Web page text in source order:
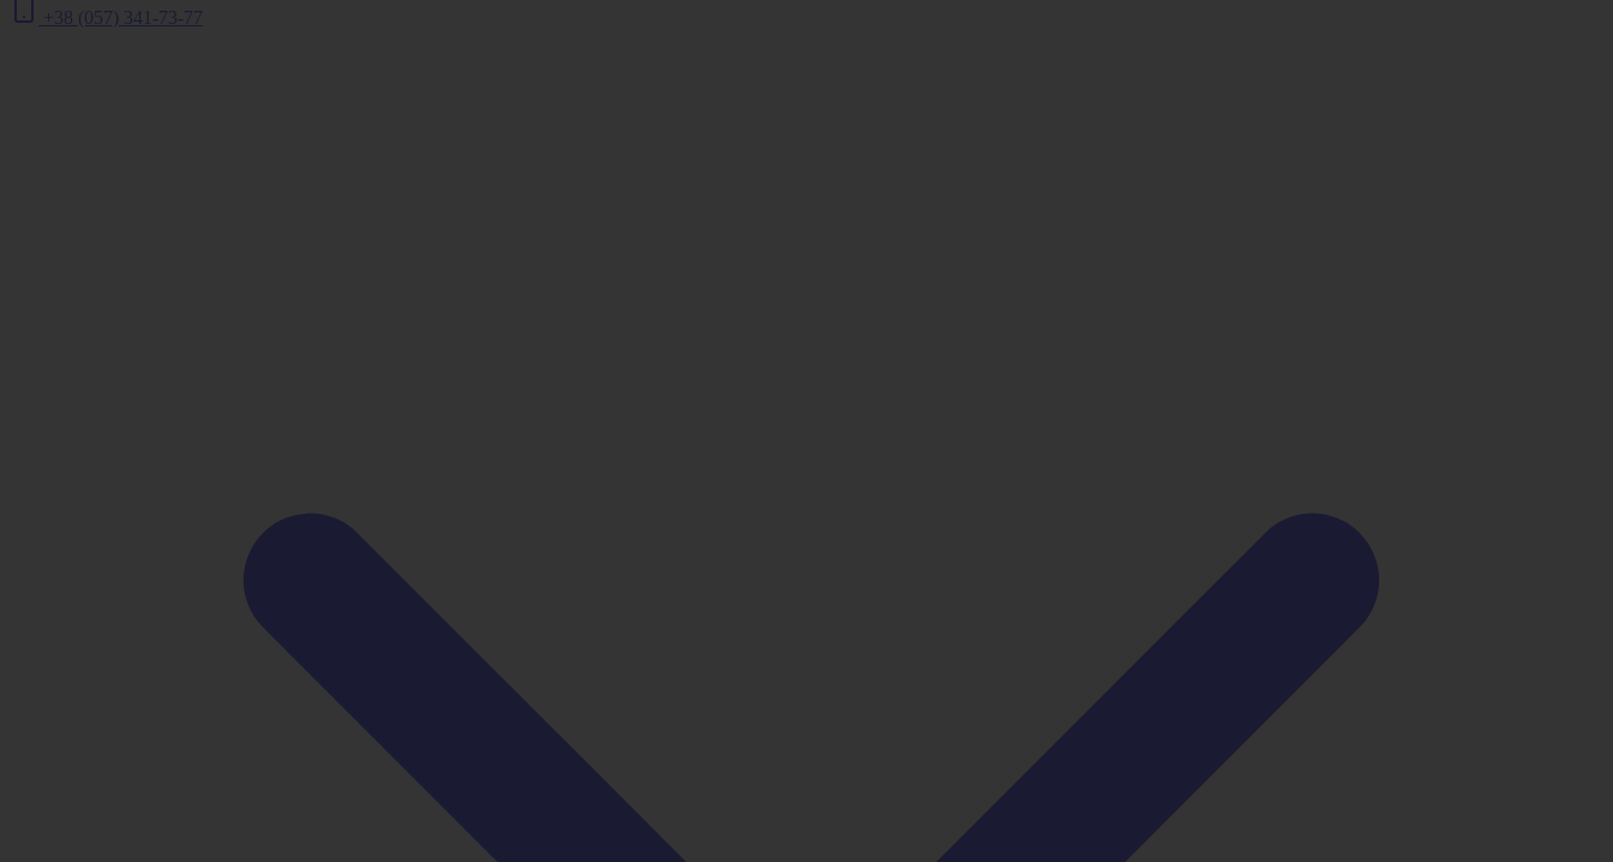
+38 (057) 341-73-77